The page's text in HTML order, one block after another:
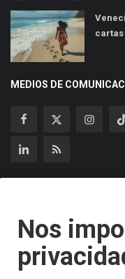
cartas
MEDIOS DE
Nos